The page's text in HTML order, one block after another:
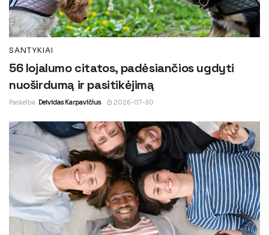
SANTYKIAI
56 lojalumo citatos, padėsiančios ugdyti
nuoširdumą ir pasitikėjimą
Paskelbė Deividas Karpavičius 2026-07-30